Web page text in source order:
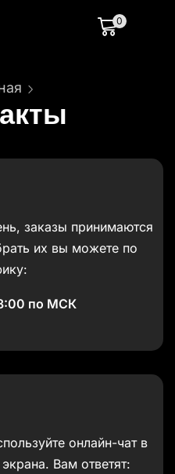
0
заказы принимаются
их вы можете по
по МСК
онлайн-чат в
Вам ответят: